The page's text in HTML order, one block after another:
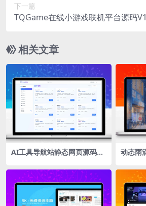
下一篇
TQGame在线小游戏联机平台源码
相关文章
AI工具导航站静态网页源码分
动态雨